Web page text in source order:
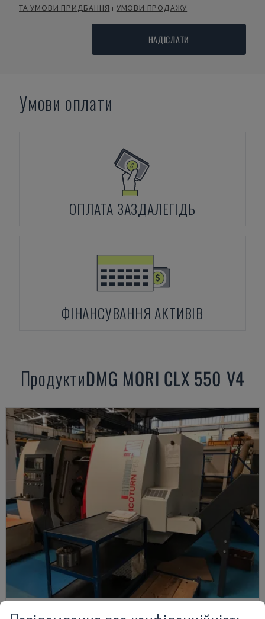
ТА УМОВИ ПРИДБАННЯ і УМОВИ ПРОДАЖУ
НАДІСЛАТИ
Умови оплати
ОПЛАТА ЗАЗДАЛЕГІДЬ
ФІНАНСУВАННЯ АКТИВІВ
ПродуктиDMG MORI CLX 550 V4